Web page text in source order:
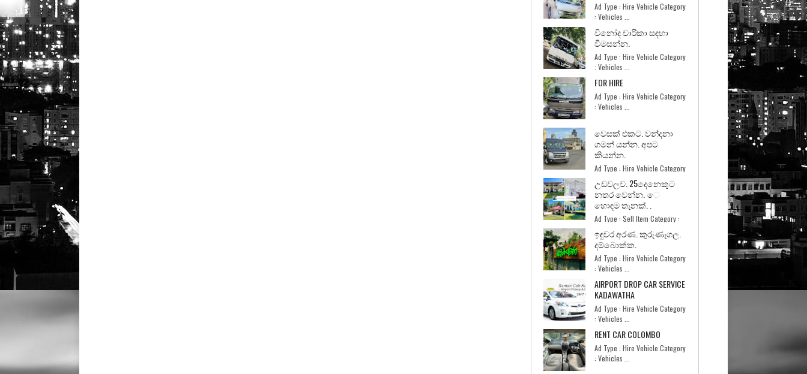
Ad Type : Hire Vehicle Category
: Vehicles ...
විනෝද චාරිකා සඳහා
විමසන්න.
Ad Type : Hire Vehicle Category
: Vehicles ...
FOR HIRE
Ad Type : Hire Vehicle Category
: Vehicles ...
වෙසක් එකට. වන්දනා
ගමන් යන්න. අපට
කියන්න.
Ad Type : Hire Vehicle Category
: Vehicles ...
උඩවලව. 25දෙනෙකුට
නතර වෙන්න. ෙ
හොඳම තැනක්. .
Ad Type : Sell Item Category :
Home and Garde... ඉඳුවර අරණ. කුරුණෑගල.
දම්බොක්ක.
Ad Type : Hire Vehicle Category
: Vehicles ...
AIRPORT DROP CAR SERVICE
KADAWATHA
Ad Type : Hire Vehicle Category
: Vehicles ...
RENT CAR COLOMBO
Ad Type : Hire Vehicle Category
: Vehicles ...